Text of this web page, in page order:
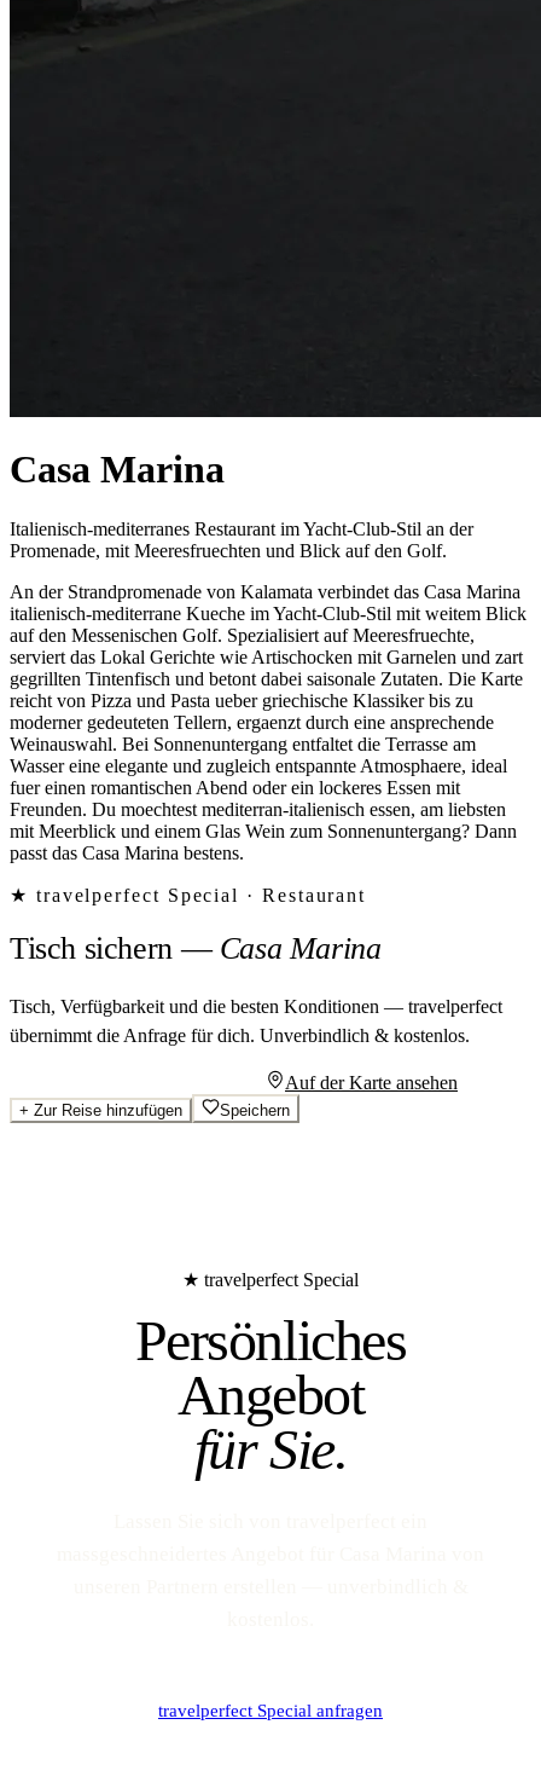
Casa Marina
Italienisch-mediterranes Restaurant im Yacht-Club-Stil an der
Promenade, mit Meeresfruechten und Blick auf den Golf.
An der Strandpromenade von Kalamata verbindet das Casa Marina
italienisch-mediterrane Kueche im Yacht-Club-Stil mit weitem Blick
auf den Messenischen Golf. Spezialisiert auf Meeresfruechte,
serviert das Lokal Gerichte wie Artischocken mit Garnelen und zart
gegrillten Tintenfisch und betont dabei saisonale Zutaten. Die Karte
reicht von Pizza und Pasta ueber griechische Klassiker bis zu
moderner gedeuteten Tellern, ergaenzt durch eine ansprechende
Weinauswahl. Bei Sonnenuntergang entfaltet die Terrasse am
Wasser eine elegante und zugleich entspannte Atmosphaere, ideal
fuer einen romantischen Abend oder ein lockeres Essen mit
Freunden. Du moechtest mediterran-italienisch essen, am liebsten
mit Meerblick und einem Glas Wein zum Sonnenuntergang? Dann
passt das Casa Marina bestens.
★ travelperfect Special · Restaurant
Tisch sichern— Casa Marina
Tisch, Verfügbarkeit und die besten Konditionen — travelperfect
übernimmt die Anfrage für dich. Unverbindlich & kostenlos.
Auf der Karte ansehen
+ Zur Reise hinzufügen Speichern
★ travelperfect Special
Persönliches
Angebot
für Sie.
travelperfect Special anfragen